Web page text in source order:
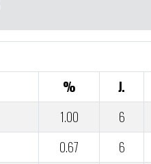
% J.
1.00 6
0.67 6